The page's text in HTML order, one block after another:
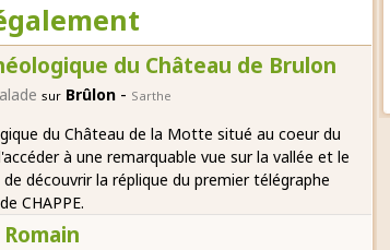
du Château de Brulon
sur Brûlon - Sarthe
du Château de la Motte situé au coeur du
à une remarquable vue sur la vallée et le
de découvrir la réplique du premier télégraphe
CHAPPE.